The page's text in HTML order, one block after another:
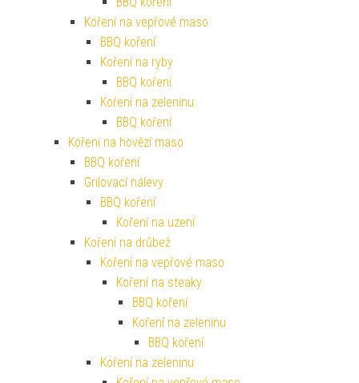
Koření na vepřové maso
BBQ koření
Koření na ryby
BBQ koření
Koření na zeleninu
BBQ koření
Koření na hovězí maso
BBQ koření
Grilovací nálevy
BBQ koření
Koření na uzení
Koření na drůbež
Koření na vepřové maso
Koření na steaky
BBQ koření
Koření na zeleninu
BBQ koření
Koření na zeleninu